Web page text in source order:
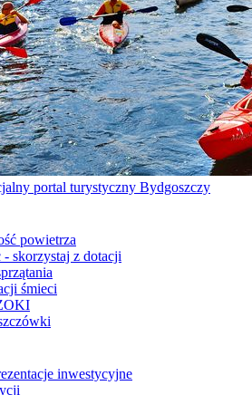
portal turystyczny Bydgoszczy
powietrza
skorzystaj z dotacji
śmieci
inwestycyjne